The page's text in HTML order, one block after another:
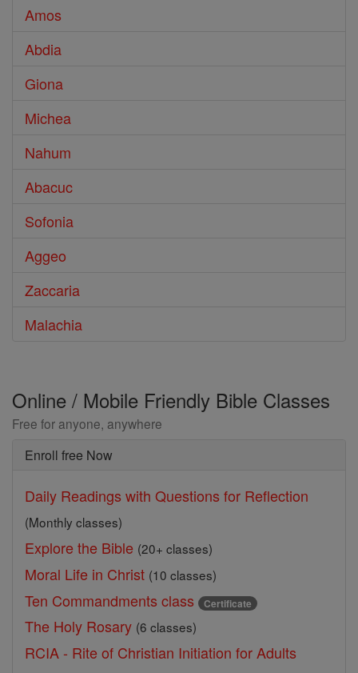
Amos
Abdia
Giona
Michea
Nahum
Abacuc
Sofonia
Aggeo
Zaccaria
Malachia
Online / Mobile Friendly Bible Classes
Free for anyone, anywhere
Enroll free Now
Daily Readings with Questions for Reflection
(Monthly classes)
Explore the Bible (20+ classes)
Moral Life in Christ (10 classes)
Ten Commandments class Certificate
The Holy Rosary (6 classes)
RCIA - Rite of Christian Initiation for Adults